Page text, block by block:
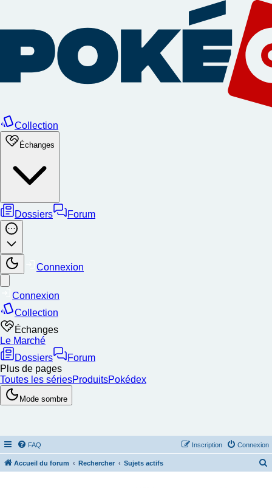
FAQ Connexion
Inscription
Accueil du forum Rechercher Sujets actifs